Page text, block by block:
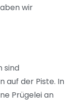
wir
sind
auf der Piste. In
Prügelei an